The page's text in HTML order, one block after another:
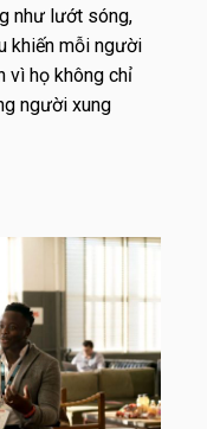
như lướt sóng,
khiến mỗi người
vì họ không chỉ
người xung